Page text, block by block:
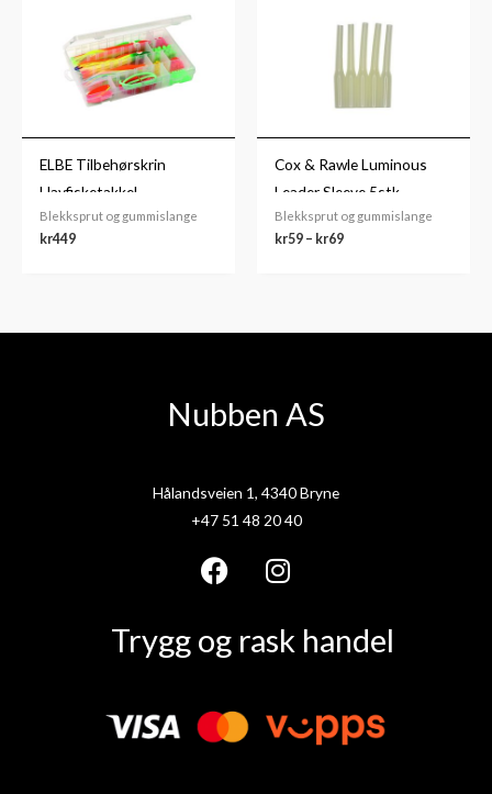
ELBE Tilbehørskrin
Havfisketakkel
Blekksprut og gummislange
kr449
Cox & Rawle Luminous
Leader Sleeve 5stk.
Blekksprut og gummislange
kr59 – kr69
kr69
Nubben AS
Hålandsveien 1, 4340 Bryne
+47 51 48 20 40
F
c
b
o
I
n
s
g
Trygg og rask handel